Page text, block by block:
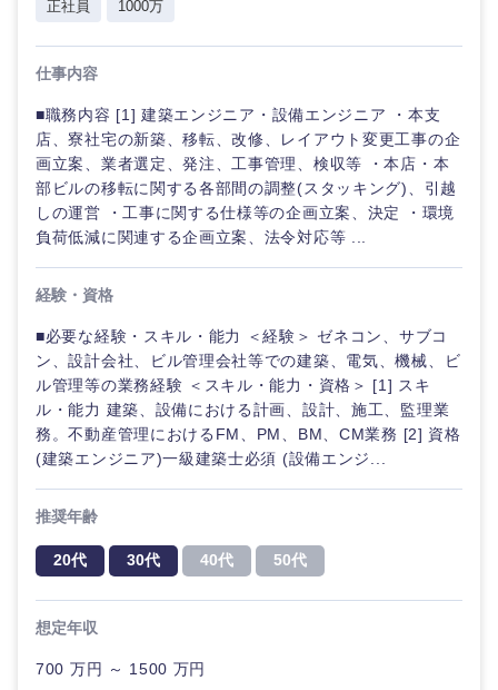
東海地方
岐阜県
正社員 1000万
仕事内容
■職務内容 [1] 建築エンジニア・設備エンジニア ・本支
店、寮社宅の新築、移転、改修、レイアウト変更工事の企
画立案、業者選定、発注、工事管理、検収等 ・本店・本
部ビルの移転に関する各部間の調整(スタッキング)、引越
しの運営 ・工事に関する仕様等の企画立案、決定 ・環境
負荷低減に関連する企画立案、法令対応等 ...
経験・資格
■必要な経験・スキル・能力 ＜経験＞ ゼネコン、サブコ
ン、設計会社、ビル管理会社等での建築、電気、機械、ビ
ル管理等の業務経験 ＜スキル・能力・資格＞ [1] スキ
ル・能力 建築、設備における計画、設計、施工、監理業
務。不動産管理におけるFM、PM、BM、CM業務 [2] 資格
(建築エンジニア)一級建築士必須 (設備エンジ...
推奨年齢
20代 30代 40代 50代
想定年収
700 万円 ～ 1500 万円